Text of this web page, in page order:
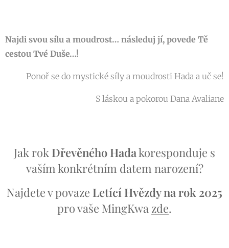
Najdi svou sílu a moudrost… následuj jí, povede Tě
cestou Tvé Duše…!
Ponoř se do mystické síly a moudrosti Hada a uč se!
S láskou a pokorou Dana Avaliane
Jak rok Dřevěného Hadakoresponduje s
vaším konkrétním datem narození?
Najdete v povaze Letící Hvězdy na rok 2025
pro vaše MingKwa zde.